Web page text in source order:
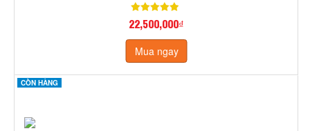
22,500,000₫
Mua ngay
CÒN HÀNG